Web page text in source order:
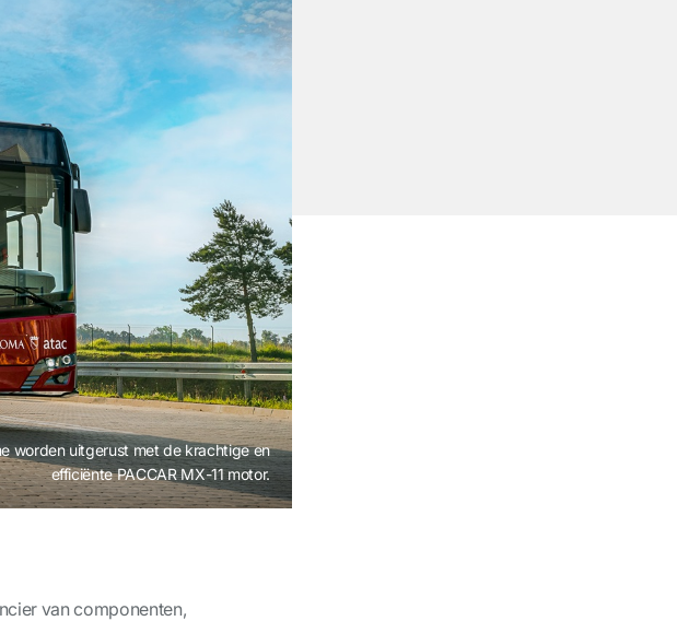
worden uitgerust met de krachtige en
efficiënte PACCAR MX-11 motor.
van componenten,